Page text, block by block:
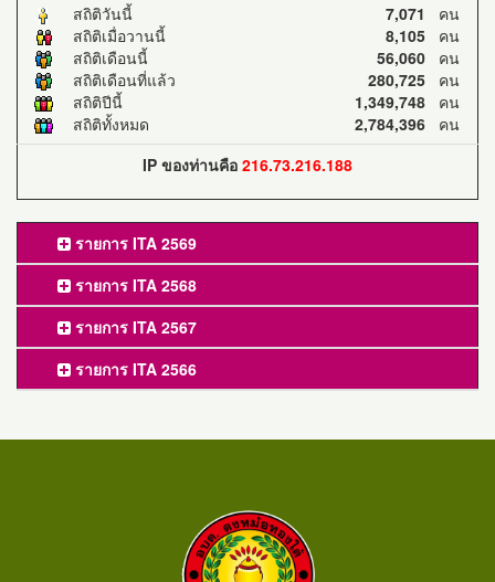
สถิติวันนี้
7,071 คน
สถิติเมื่อวานนี้
8,105 คน
สถิติเดือนนี้
56,060 คน
สถิติเดือนที่แล้ว
280,725 คน
สถิติปีนี้
1,349,748 คน
สถิติทั้งหมด
2,784,396 คน
IP ของท่านคือ 216.73.216.188
รายการ ITA 2569
รายการ ITA 2568
รายการ ITA 2567
รายการ ITA 2566